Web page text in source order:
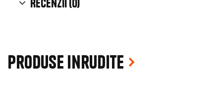
Recenzii (0)
Produse inrudite